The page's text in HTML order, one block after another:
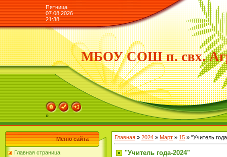
Пятница
07.08.2026
21:38
МБОУ СОШ п. свх.
»
Меню сайта
Главная страница
Главная » 2024 » Март » 15 » "Учитель
"Учитель года-2024"